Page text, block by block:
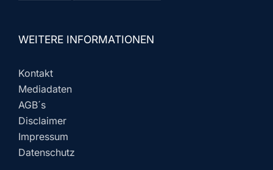
WEITERE INFORMATIONEN
Kontakt
Mediadaten
AGB´s
Disclaimer
Impressum
Datenschutz